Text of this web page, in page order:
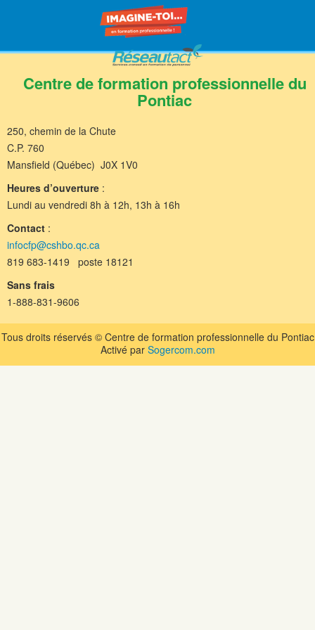
Centre de formation professionnelle du
Pontiac
250, chemin de la Chute
C.P. 760
Mansfield (Québec) J0X 1V0
Heures d’ouverture :
Lundi au vendredi 8h à 12h, 13h à 16h
Contact :
infocfp@cshbo.qc.ca
819 683-1419 poste 18121
Sans frais
1-888-831-9606
Tous droits réservés © Centre de formation professionnelle du Pontiac
Activé par Sogercom.com